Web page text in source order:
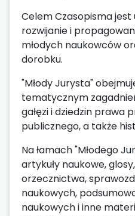
Celem Czasopisma jest
rozwijanie i
młodych naukowców
dorobku.
"Młody Jurysta"
tematycznym
gałęzi i dziedzin prawa
publicznego, a także
Na łamach "Młodego
artykuły naukowe,
orzecznictwa,
naukowych,
naukowych i inne